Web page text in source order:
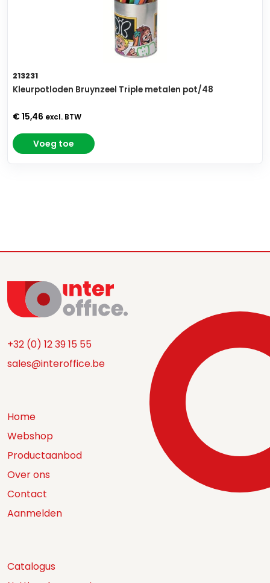
213231
Kleurpotloden Bruynzeel Triple metalen pot/48
€ 15,46 excl. BTW
Voeg toe
+32 (0) 12 39 15 55
sales@interoffice.be
Home
Webshop
Productaanbod
Over ons
Contact
Aanmelden
Catalogus